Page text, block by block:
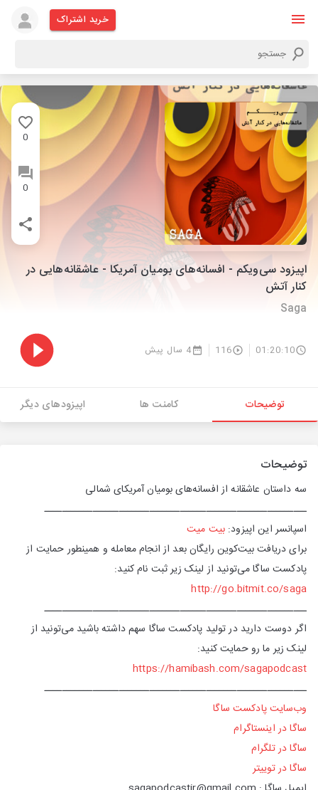
خرید اشتراک
0
0
اپیزود سی‌و‌یکم - افسانه‌های بومیان آمریکا - عاشقانه‌هایی در
کنار آتش
Saga
01:20:10
116 4 سال پیش
توضیحات کامنت ها اپیزودهای دیگر
توضیحات
سه داستان عاشقانه از افسانه‌های بومیان آمریکای شمالی
ــــــــــــــــــــــــــــــــــــــــــــــــــــــــــــ
اسپانسر این اپیزود:بیت میت
برای دریافت بیت‌کوین رایگان بعد از انجام معامله و همینطور حمایت از
پادکست ساگا می‌تونید از لینک زیر ثبت نام کنید:
http://go.bitmit.co/saga
ــــــــــــــــــــــــــــــــــــــــــــــــــــــــــــ
اگر دوست دارید در تولید پادکست ساگا سهم داشته باشید می‌تونید از
لینک زیر ما رو حمایت کنید:
https://hamibash.com/sagapodcast
ــــــــــــــــــــــــــــــــــــــــــــــــــــــــــــ
وب‌سایت پادکست ساگا
ساگا در اینستاگرام
ساگا در تلگرام
ساگا در توییتر